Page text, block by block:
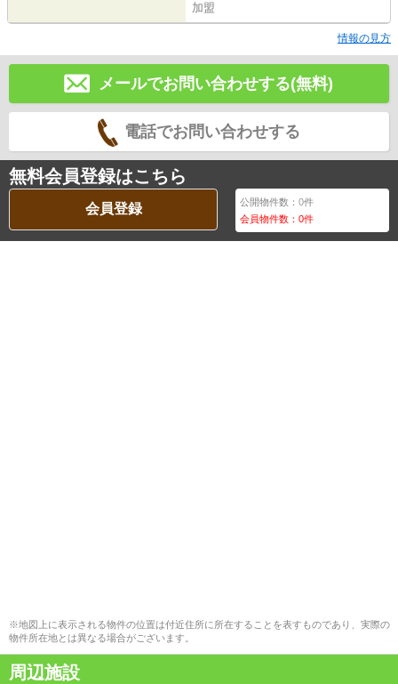
加盟
情報の見方
メールでお問い合わせする(無料)
電話でお問い合わせする
無料会員登録はこちら
会員登録 公開物件数：0件
会員物件数：0件
※地図上に表示される物件の位置は付近住所に所在することを表すものであり、実際の
物件所在地とは異なる場合がございます。
周辺施設